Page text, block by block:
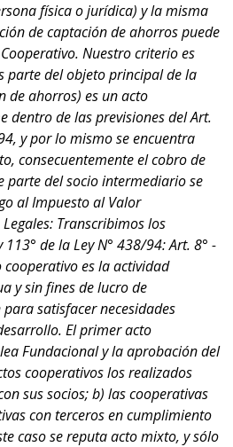
física o jurídica) y la misma
de captación de ahorros puede
Nuestro criterio es
parte del objeto principal de la
de ahorros) es un acto
dentro de las previsiones del Art.
y por lo mismo se encuentra
consecuentemente el cobro de
parte del socio intermediario se
al Impuesto al Valor
Transcribimos los
de la Ley N° 438/94: Art. 8° -
cooperativo es la actividad
y sin fines de lucro de
satisfacer necesidades
El primer acto
Fundacional y la aprobación del
cooperativos los realizados
sus socios; b) las cooperativas
con terceros en cumplimiento
caso se reputa acto mixto, y sólo